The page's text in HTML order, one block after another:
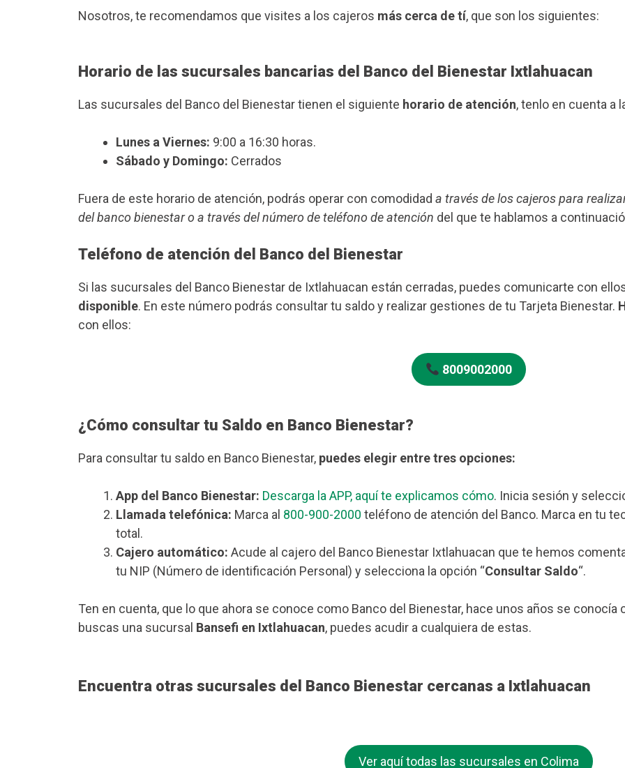
Nosotros, te recomendamos que visites a los cajeros más cerca de tí, que son los siguientes:
Horario de las sucursales bancarias del Banco del Bienestar Ixtlahuacan
Las sucursales del Banco del Bienestar tienen el siguiente horario de atención, tenlo en cuenta a
Lunes a Viernes: 9:00 a 16:30 horas.
Sábado y Domingo: Cerrados
Fuera de este horario de atención, podrás operar con comodidad a través de los cajeros para
del banco bienestar o a través del número de teléfono de atención del que te hablamos a
Teléfono de atención del Banco del Bienestar
Si las sucursales del Banco Bienestar de Ixtlahuacan están cerradas, puedes comunicarte con
disponible. En este número podrás consultar tu saldo y realizar gestiones de tu Tarjeta Bienestar.
con ellos:
8009002000
¿Cómo consultar tu Saldo en Banco Bienestar?
Para consultar tu saldo en Banco Bienestar, puedes elegir entre tres opciones:
App del Banco Bienestar: Descarga la APP, aquí te explicamos cómo. Inicia sesión y
Llamada telefónica: Marca al 800-900-2000 teléfono de atención del Banco. Marca en tu
total.
Cajero automático: Acude al cajero del Banco Bienestar Ixtlahuacan que te hemos
tu NIP (Número de identificación Personal) y selecciona la opción “Consultar Saldo“.
Ten en cuenta, que lo que ahora se conoce como Banco del Bienestar, hace unos años se
buscas una sucursal Bansefi en Ixtlahuacan, puedes acudir a cualquiera de estas.
Encuentra otras sucursales del Banco Bienestar cercanas a Ixtlahuacan
Ver aquí todas las sucursales en Colima